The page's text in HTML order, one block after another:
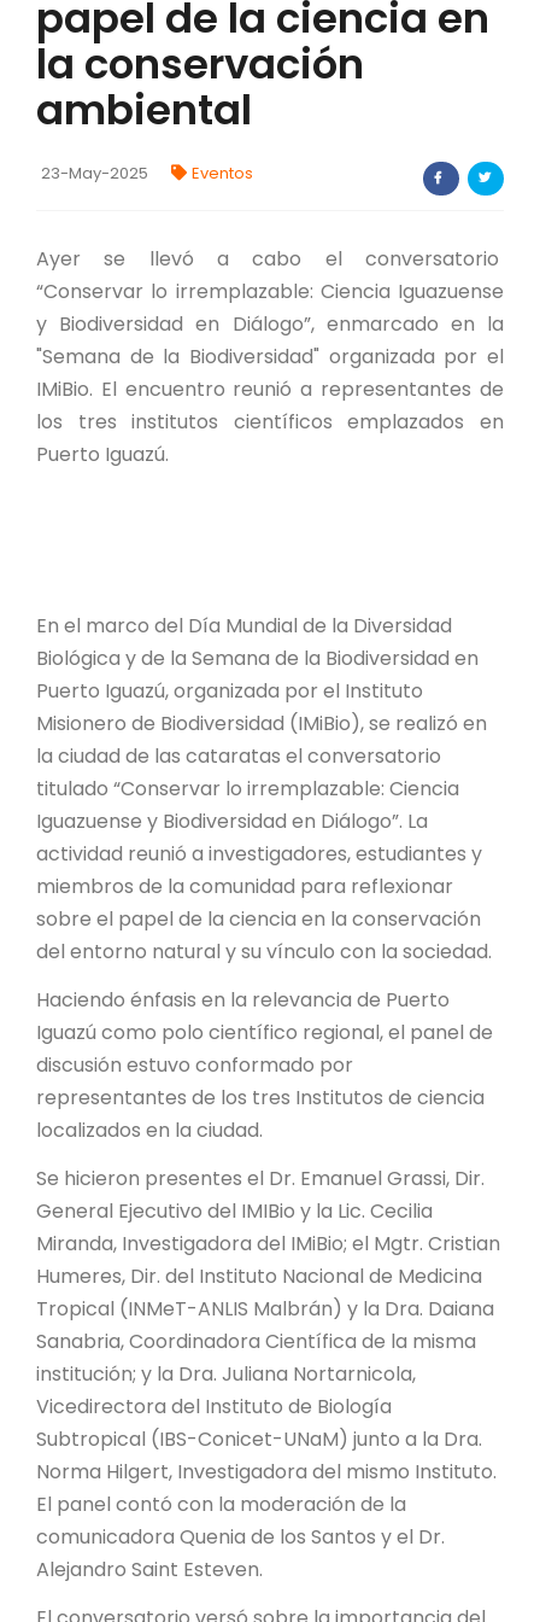
FORTALECIMIENTO DE RECURSOS
ALIMENTICIOS
BIODIVERSIDAD Y ALIMENTACIÓN
INVENTARIO DE LA BIODIVERSIDAD MISIONERA
FORMULARIO DE REGISTRO DE
INVESTIGADORES
AUTORIZACIONES
PROGRAMAS Y PROYECTOS
REPOSITORIO
CONTACTO
papel de la ciencia en
la conservación
ambiental
23-May-2025 Eventos
Ayer se llevó a cabo el conversatorio
“Conservar lo irremplazable: Ciencia Iguazuense
y Biodiversidad en Diálogo”, enmarcado en la
"Semana de la Biodiversidad" organizada por el
IMiBio. El encuentro reunió a representantes de
los tres institutos científicos emplazados en
Puerto Iguazú.
En el marco del Día Mundial de la Diversidad
Biológica y de la Semana de la Biodiversidad en
Puerto Iguazú, organizada por el Instituto
Misionero de Biodiversidad (IMiBio), se realizó en
la ciudad de las cataratas el conversatorio
titulado “Conservar lo irremplazable: Ciencia
Iguazuense y Biodiversidad en Diálogo”. La
actividad reunió a investigadores, estudiantes y
miembros de la comunidad para reflexionar
sobre el papel de la ciencia en la conservación
del entorno natural y su vínculo con la sociedad.
Haciendo énfasis en la relevancia de Puerto
Iguazú como polo científico regional, el panel de
discusión estuvo conformado por
representantes de los tres Institutos de ciencia
localizados en la ciudad.
Se hicieron presentes el Dr. Emanuel Grassi, Dir.
General Ejecutivo del IMIBio y la Lic. Cecilia
Miranda, Investigadora del IMiBio; el Mgtr. Cristian
Humeres, Dir. del Instituto Nacional de Medicina
Tropical (INMeT-ANLIS Malbrán) y la Dra. Daiana
Sanabria, Coordinadora Científica de la misma
institución; y la Dra. Juliana Nortarnicola,
Vicedirectora del Instituto de Biología
Subtropical (IBS-Conicet-UNaM) junto a la Dra.
Norma Hilgert, Investigadora del mismo Instituto.
El panel contó con la moderación de la
comunicadora Quenia de los Santos y el Dr.
Alejandro Saint Esteven.